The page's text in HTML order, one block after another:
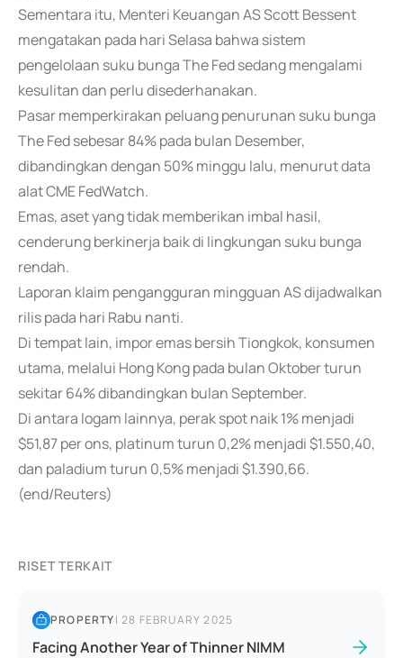
Sementara itu, Menteri Keuangan AS Scott Bessent
mengatakan pada hari Selasa bahwa sistem
pengelolaan suku bunga The Fed sedang mengalami
kesulitan dan perlu disederhanakan.
Pasar memperkirakan peluang penurunan suku bunga
The Fed sebesar 84% pada bulan Desember,
dibandingkan dengan 50% minggu lalu, menurut data
alat CME FedWatch.
Emas, aset yang tidak memberikan imbal hasil,
cenderung berkinerja baik di lingkungan suku bunga
rendah.
Laporan klaim pengangguran mingguan AS dijadwalkan
rilis pada hari Rabu nanti.
Di tempat lain, impor emas bersih Tiongkok, konsumen
utama, melalui Hong Kong pada bulan Oktober turun
sekitar 64% dibandingkan bulan September.
Di antara logam lainnya, perak spot naik 1% menjadi
$51,87 per ons, platinum turun 0,2% menjadi $1.550,40,
dan paladium turun 0,5% menjadi $1.390,66.
(end/Reuters)
RISET TERKAIT
PROPERTY|28 FEBRUARY 2025
Facing Another Year of Thinner NIMM